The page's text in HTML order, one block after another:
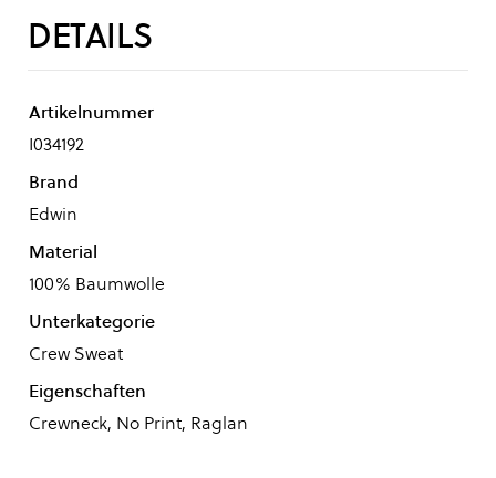
DETAILS
Artikelnummer
I034192
Brand
Edwin
Material
100% Baumwolle
Unterkategorie
Crew Sweat
Eigenschaften
Crewneck, No Print, Raglan